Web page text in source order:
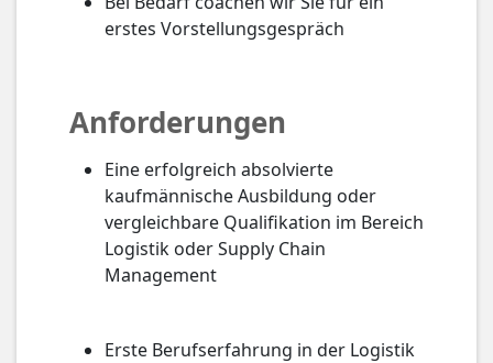
erstes Vorstellungsgespräch
Anforderungen
Eine erfolgreich absolvierte
kaufmännische Ausbildung oder
vergleichbare Qualifikation im Bereich
Logistik oder Supply Chain
Management
Erste Berufserfahrung in der Logistik